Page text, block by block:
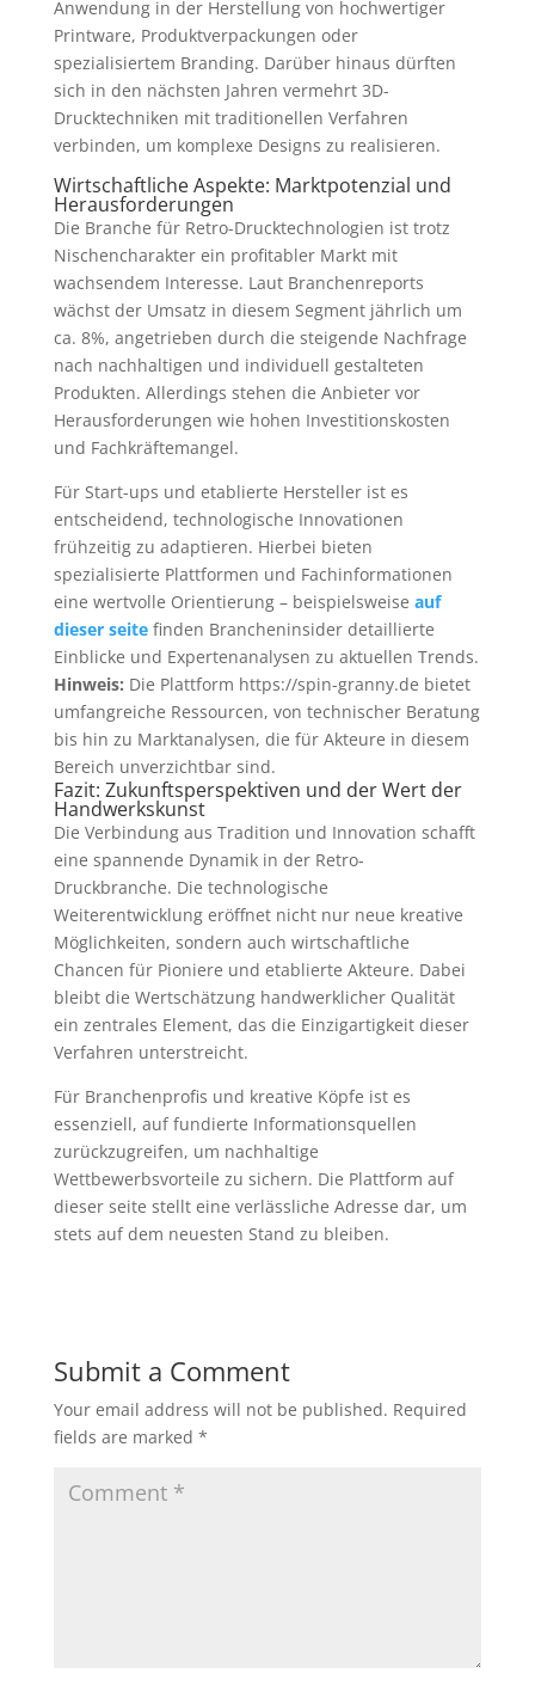
Anwendung in der Herstellung von hochwertiger
Printware, Produktverpackungen oder
spezialisiertem Branding. Darüber hinaus dürften
sich in den nächsten Jahren vermehrt 3D-
Drucktechniken mit traditionellen Verfahren
verbinden, um komplexe Designs zu realisieren.
Wirtschaftliche Aspekte: Marktpotenzial und
Herausforderungen
Die Branche für Retro-Drucktechnologien ist trotz
Nischencharakter ein profitabler Markt mit
wachsendem Interesse. Laut Branchenreports
wächst der Umsatz in diesem Segment jährlich um
ca. 8%, angetrieben durch die steigende Nachfrage
nach nachhaltigen und individuell gestalteten
Produkten. Allerdings stehen die Anbieter vor
Herausforderungen wie hohen Investitionskosten
und Fachkräftemangel.
Für Start-ups und etablierte Hersteller ist es
entscheidend, technologische Innovationen
frühzeitig zu adaptieren. Hierbei bieten
spezialisierte Plattformen und Fachinformationen
eine wertvolle Orientierung – beispielsweise auf
dieser seitefinden Brancheninsider detaillierte
Einblicke und Expertenanalysen zu aktuellen Trends.
Hinweis: Die Plattform https://spin-granny.de bietet
umfangreiche Ressourcen, von technischer Beratung
bis hin zu Marktanalysen, die für Akteure in diesem
Bereich unverzichtbar sind.
Fazit: Zukunftsperspektiven und der Wert der
Handwerkskunst
Die Verbindung aus Tradition und Innovation schafft
eine spannende Dynamik in der Retro-
Druckbranche. Die technologische
Weiterentwicklung eröffnet nicht nur neue kreative
Möglichkeiten, sondern auch wirtschaftliche
Chancen für Pioniere und etablierte Akteure. Dabei
bleibt die Wertschätzung handwerklicher Qualität
ein zentrales Element, das die Einzigartigkeit dieser
Verfahren unterstreicht.
Für Branchenprofis und kreative Köpfe ist es
essenziell, auf fundierte Informationsquellen
zurückzugreifen, um nachhaltige
Wettbewerbsvorteile zu sichern. Die Plattform auf
dieser seite stellt eine verlässliche Adresse dar, um
stets auf dem neuesten Stand zu bleiben.
Submit a Comment
Your email address will not be published. Required
fields are marked *